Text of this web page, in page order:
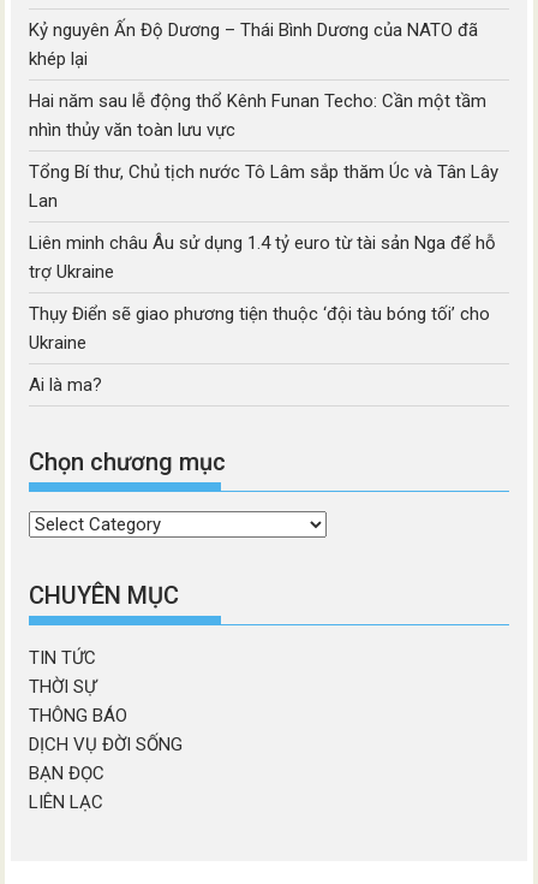
Kỷ nguyên Ấn Độ Dương – Thái Bình Dương của NATO đã
khép lại
Hai năm sau lễ động thổ Kênh Funan Techo: Cần một tầm
nhìn thủy văn toàn lưu vực
Tổng Bí thư, Chủ tịch nước Tô Lâm sắp thăm Úc và Tân Lây
Lan
Liên minh châu Âu sử dụng 1.4 tỷ euro từ tài sản Nga để hỗ
trợ Ukraine
Thụy Điển sẽ giao phương tiện thuộc ‘đội tàu bóng tối’ cho
Ukraine
Ai là ma?
Chọn chương mục
Chọn
mục
CHUYÊN MỤC
TIN TỨC
THỜI SỰ
THÔNG BÁO
DỊCH VỤ ĐỜI SỐNG
BẠN ĐỌC
LIÊN LẠC